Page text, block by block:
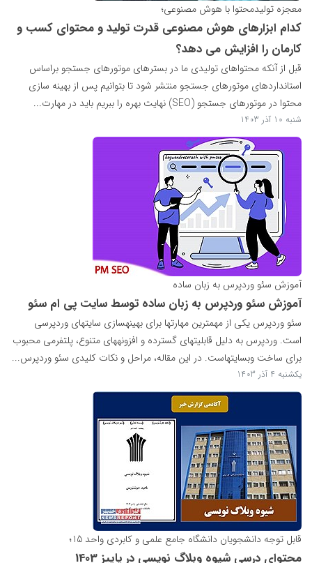
معجزه تولیدمحتوا با هوش مصنوعی؛
کدام ابزارهای هوش مصنوعی قدرت تولید و محتوای کسب و
کارمان را افزایش می دهد؟
قبل از آنکه محتواهای تولیدی ما در بسترهای موتورهای جستجو براساس
استانداردهای موتورهای جستجو منتشر شود تا بتوانیم پس از بهینه سازی
محتوا در موتورهای جستجو (SEO) نهایت بهره را ببریم باید در مهارت...
شنبه 10 آذر 1403
آموزش سئو وردپرس به زبان ساده
آموزش سئو وردپرس به زبان ساده توسط سایت پی ام سئو
سئو وردپرس یکی از مهمترین مهارتها برای بهینهسازی سایتهای وردپرسی
است. وردپرس به دلیل قابلیتهای گسترده و افزونههای متنوع، پلتفرمی محبوب
برای ساخت وبسایتهاست. در این مقاله، مراحل و نکات کلیدی سئو وردپرس...
یکشنبه 4 آذر 1403
قابل توجه دانشجویان دانشگاه جامع علمی و کابردی واحد 15؛
محتوای درسی شیوه وبلاگ نویسی در پاییز 1403